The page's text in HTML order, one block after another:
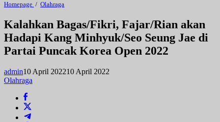
Homepage / Olahraga
Fajar/Rian
akan
Hadapi
Kang
Minhyuk/Seo
di
Kalahkan Bagas/Fikri, Fajar/Rian akan
Hadapi Kang Minhyuk/Seo Seung Jae di
Partai Puncak Korea Open 2022
admin10 April 202210 April 2022
Olahraga